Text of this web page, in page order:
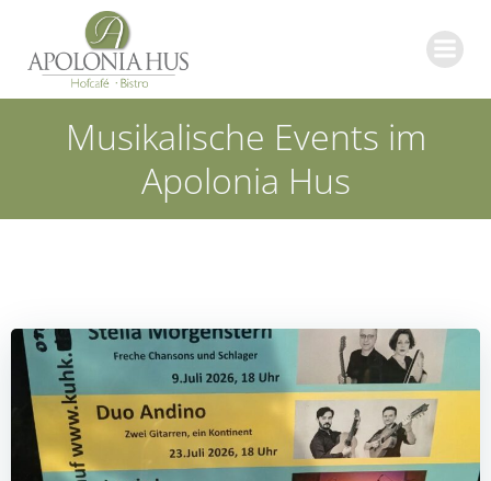
Musikalische Events im
Apolonia Hus